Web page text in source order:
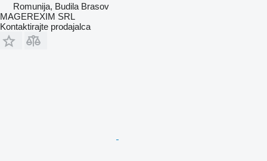
Romunija, Budila Brasov
MAGEREXIM SRL
Kontaktirajte prodajalca